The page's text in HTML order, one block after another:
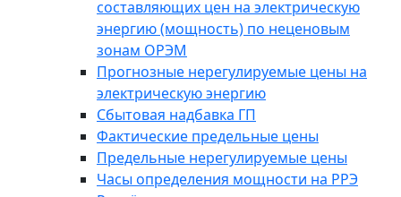
составляющих цен на электрическую
энергию (мощность) по неценовым
зонам ОРЭМ
Прогнозные нерегулируемые цены на
электрическую энергию
Сбытовая надбавка ГП
Фактические предельные цены
Предельные нерегулируемые цены
Часы определения мощности на РРЭ